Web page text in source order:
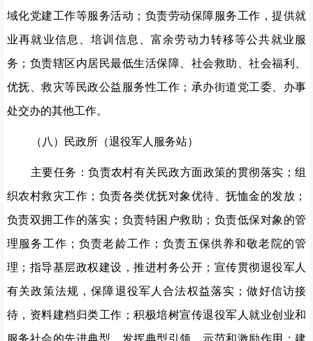
域化党建工作等服务活动；负责劳动保障服务工作，提供就
业再就业信息、培训信息、富余劳动力转移等公共就业服
务；负责辖区内居民最低生活保障、社会救助、社会福利、
优抚、救灾等民政公益服务性工作；承办街道党工委、办事
处交办的其他工作。
（八）民政所（退役军人服务站）
主要任务：负责农村有关民政方面政策的贯彻落实；组
织农村救灾工作；负责各类优抚对象优待、抚恤金的发放；
负责双拥工作的落实；负责特困户救助；负责低保对象的管
理服务工作；负责老龄工作；负责五保供养和敬老院的管
理；指导基层政权建设，推进村务公开；宣传贯彻退役军人
有关政策法规，保障退役军人合法权益落实；做好信访接
待，资料建档归类工作；积极培树宣传退役军人就业创业和
服务社会的先进典型，发挥典型引领、示范和激励作用；建